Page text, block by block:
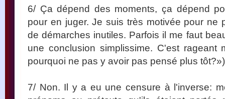
6/ Ça dépend des moments, ça dépend
pour en juger. Je suis très motivée pour ne
de démarches inutiles. Parfois il me faut
une conclusion simplissime. C'est rageant
pourquoi ne pas y avoir pas pensé plus tôt?»)
7/ Non. Il y a eu une censure à l'inverse: